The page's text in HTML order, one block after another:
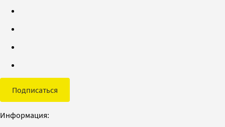
Подписаться
Информация: